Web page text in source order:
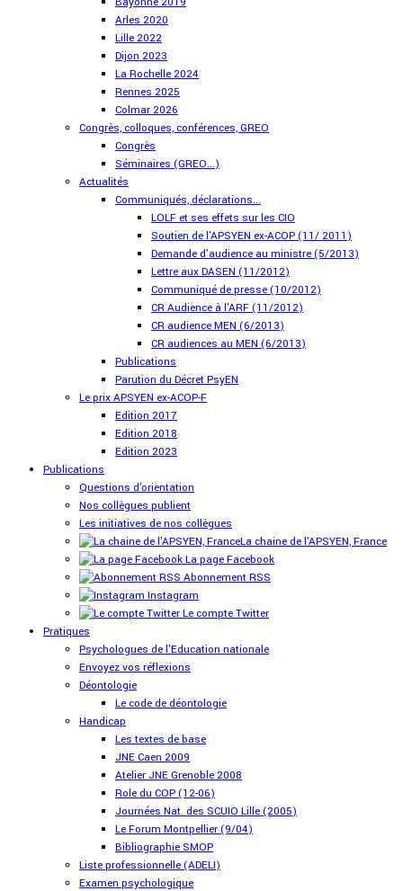
Arles 2020
Lille 2022
Dijon 2023
La Rochelle 2024
Rennes 2025
Colmar 2026
Congrès, colloques, conférences, GREO
Congrès
Séminaires (GREO...)
Actualités
Communiqués, déclarations...
LOLF et ses effets sur les CIO
Soutien de l'APSYEN ex-ACOP (11/ 2011)
Demande d'audience au ministre (5/2013)
Lettre aux DASEN (11/2012)
Communiqué de presse (10/2012)
CR Audience à l'ARF (11/2012)
CR audience MEN (6/2013)
CR audiences au MEN (6/2013)
Publications
Parution du Décret PsyEN
Le prix APSYEN ex-ACOP-F
Edition 2017
Edition 2018
Edition 2023
Publications
Questions d'orientation
Nos collègues publient
Les initiatives de nos collègues
La chaine de l'APSYEN, France
La page Facebook
Abonnement RSS
Instagram
Le compte Twitter
Pratiques
Psychologues de l'Education nationale
Envoyez vos réflexions
Déontologie
Le code de déontologie
Handicap
Les textes de base
JNE Caen 2009
Atelier JNE Grenoble 2008
Role du COP (12-06)
Journées Nat. des SCUIO Lille (2005)
Le Forum Montpellier (9/04)
Bibliographie SMOP
Liste professionnelle (ADELI)
Examen psychologique